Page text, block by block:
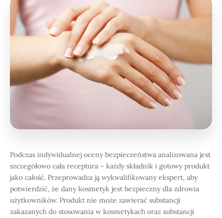
Podczas indywidualnej oceny bezpieczeństwa analizowana jest
szczegółowo cała receptura – każdy składnik i gotowy produkt
jako całość. Przeprowadza ją wykwalifikowany ekspert, aby
potwierdzić, że dany kosmetyk jest bezpieczny dla zdrowia
użytkowników. Produkt nie może zawierać substancji
zakazanych do stosowania w kosmetykach oraz substancji